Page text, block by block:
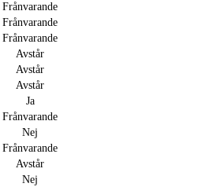
Frånvarande
Frånvarande
Frånvarande
Avstår
Avstår
Avstår
Ja
Frånvarande
Nej
Frånvarande
Avstår
Nej